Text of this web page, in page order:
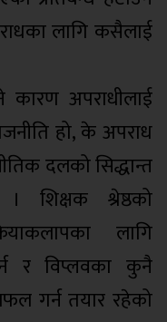
लागि कसैलाई
कारण अपराधीलाई
हो, के अपराध
दलको सिद्धान्त
शिक्षक श्रेष्ठको
लागि
र विप्लवका कुनै
गर्न तयार रहेको